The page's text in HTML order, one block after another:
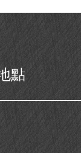
點